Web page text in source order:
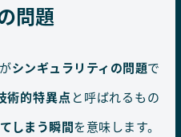
問題
シンギュラリティの問題で
術的特異点 と呼ばれるもの
しまう瞬間を意味します。